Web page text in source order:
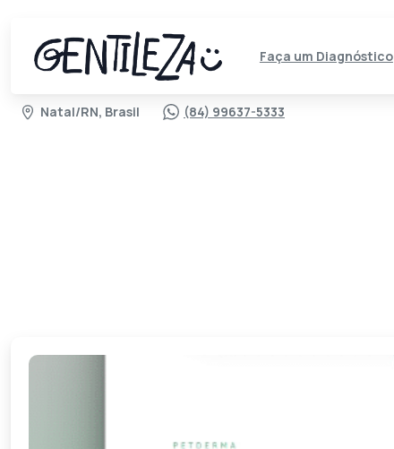
Faça um Diagnóstico
Natal/RN, Brasil (84) 99637-5333